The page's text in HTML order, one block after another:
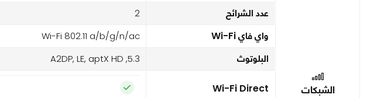
الشبكات
عدد الشرائح 2
واي فاي Wi-Fi Wi-Fi 802.11 a/b/g/n/ac
البلوتوث 5.3, A2DP, LE, aptX HD
Wi-Fi Direct